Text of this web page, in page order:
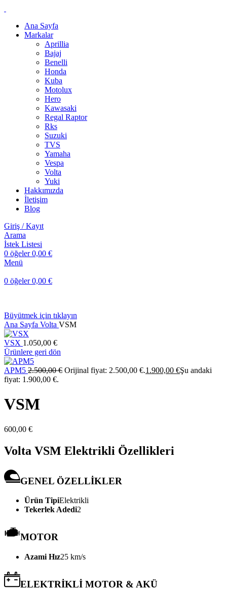
Ana Sayfa
Markalar
Aprillia
Bajaj
Benelli
Honda
Kuba
Motolux
Hero
Kawasaki
Regal Raptor
Rks
Suzuki
TVS
Yamaha
Vespa
Volta
Yuki
Hakkımızda
İletişim
Blog
Giriş / Kayıt
Arama
İstek Listesi
0 öğeler 0,00 €
Menü
0 öğeler 0,00 €
Büyütmek için tıklayın
Ana Sayfa Volta VSM
VSX 1.050,00 €
Ürünlere geri dön
APM5 2.500,00€ Orijinal fiyat: 2.500,00 €.1.900,00 €Şu andaki
fiyat: 1.900,00 €.
VSM
600,00 €
Volta VSM Elektrikli Özellikleri
GENEL ÖZELLİKLER
Ürün TipiElektrikli
Tekerlek Adedi2
MOTOR
Azami Hız25 km/s
ELEKTRİKLİ MOTOR & AKÜ